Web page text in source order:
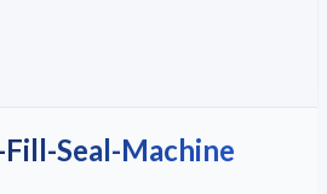
Seal-Machine